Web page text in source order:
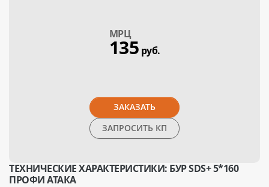
МPЦ
135 руб.
ЗАКАЗАТЬ
ЗАПРОСИТЬ КП
ТЕХНИЧЕСКИЕ ХАРАКТЕРИСТИКИ: БУР SDS+ 5*160
ПРОФИ АТАКА